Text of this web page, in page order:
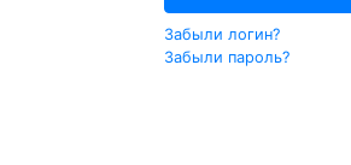
Забыли логин?
Забыли пароль?